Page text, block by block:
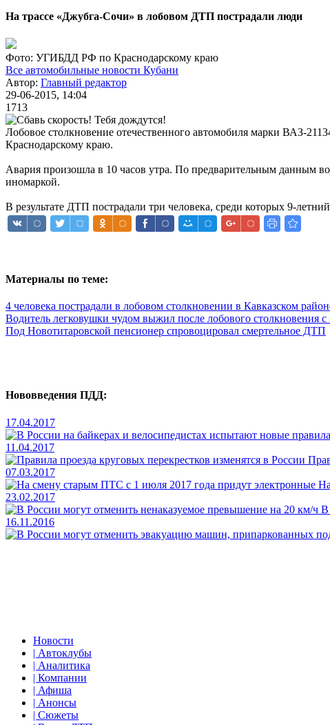
На трассе «Джубга-Сочи» в лобовом ДТП пострадали люди
Фото: УГИБДД РФ по Краснодарскому краю
Все автомобильные новости Кубани
Автор: Главный редактор
29-06-2015, 14:04
1713
Лобовое столкновение отечественного автомобиля марки ВАЗ-
Краснодарскому краю.
Авария произошла в 10 часов утра. По предварительным данным
иномаркой.
В результате ДТП пострадали три человека, среди которых 9-
Материалы по теме:
4 человека пострадали в лобовом столкновении в Кавказском
Водитель легковушки чудом выжил после лобового столкновения с
Под Новотитаровской пенсионер спровоцировал смертельное ДТП
Нововведения ПДД:
17.04.2017
11.04.2017
07.03.2017
23.02.2017
В
16.11.2016
Новости
| Автоклубы
| Аналитика
| Компании
| Афиша
| Анонсы
| Сюжеты